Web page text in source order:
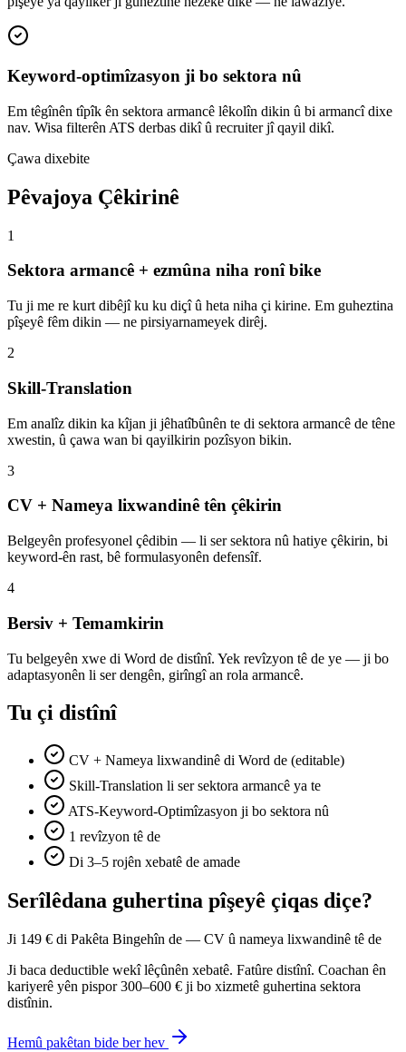
Keyword-optimîzasyon ji bo sektora nû
Em têgînên tîpîk ên sektora armancê lêkolîn dikin û bi armancî dixe
nav. Wisa filterên ATS derbas dikî û recruiter jî qayil dikî.
Çawa dixebite
Pêvajoya Çêkirinê
1
Sektora armancê + ezmûna niha ronî bike
Tu ji me re kurt dibêjî ku ku diçî û heta niha çi kirine. Em guheztina
pîşeyê fêm dikin — ne pirsiyarnameyek dirêj.
2
Skill-Translation
Em analîz dikin ka kîjan ji jêhatîbûnên te di sektora armancê de têne
xwestin, û çawa wan bi qayilkirin pozîsyon bikin.
3
CV + Nameya lixwandinê tên çêkirin
Belgeyên profesyonel çêdibin — li ser sektora nû hatiye çêkirin, bi
keyword-ên rast, bê formulasyonên defensîf.
4
Bersiv + Temamkirin
Tu belgeyên xwe di Word de distînî. Yek revîzyon tê de ye — ji bo
adaptasyonên li ser dengên, girîngî an rola armancê.
Tu çi distînî
CV + Nameya lixwandinê di Word de (editable)
Skill-Translation li ser sektora armancê ya te
ATS-Keyword-Optimîzasyon ji bo sektora nû
1 revîzyon tê de
Di 3–5 rojên xebatê de amade
Serîlêdana guhertina pîşeyê çiqas diçe?
Ji 149 € di Pakêta Bingehîn de — CV û nameya lixwandinê tê de
Ji baca deductible wekî lêçûnên xebatê. Fatûre distînî. Coachan ên
kariyerê yên pispor 300–600 € ji bo xizmetê guhertina sektora
distînin.
Hemû pakêtan bide ber hev